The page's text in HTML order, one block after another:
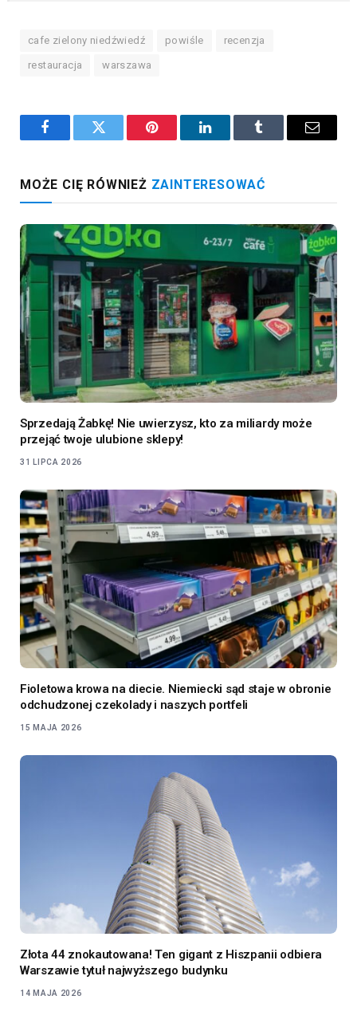
cafe zielony niedźwiedź powiśle recenzja
restauracja warszawa
FacebookTwitter Pinterest LinkedInTumblr Email
MOŻE CIĘ RÓWNIEŻ ZAINTERESOWAĆ
Sprzedają Żabkę! Nie uwierzysz, kto za miliardy może
przejąć twoje ulubione sklepy!
31 LIPCA 2026
Fioletowa krowa na diecie. Niemiecki sąd staje w obronie
odchudzonej czekolady i naszych portfeli
15 MAJA 2026
Złota 44 znokautowana! Ten gigant z Hiszpanii odbiera
Warszawie tytuł najwyższego budynku
14 MAJA 2026